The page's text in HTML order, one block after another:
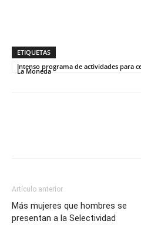
ETIQUETAS
Intenso programa de actividades para
La Moneda
Artículo anterior
Más mujeres que hombres se
presentan a la Selectividad